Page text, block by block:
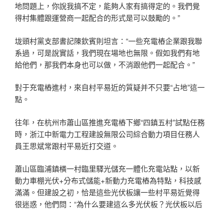
地問題上，你說我搞不定，能夠人家有搞得定的。我們覺
得村集體跟運營商一起配合的形式是可以鼓勵的。”
垅頭村黨支部書記陳欽賓則坦言：“一些充電樁企業跟我聯
系過，可是說實話，我們現在場地也無限。假如我們有地
給他們，那我們本身也可以做，不消跟他們一起配合。”
對于充電樁進村，來自村平易近的質疑并不只要“占地”這一
點。
往年，在杭州市蕭山區推進充電樁下鄉“四鎮五村”試點任務
時，浙江中新電力工程建設無限公司綜合動力項目任務人
員王思斌常跟村平易近打交道。
蕭山區臨浦鎮橫一村臨里驛光儲充一體化充電站點，以新
動力車棚光伏+分布式儲能+新動力充電樁為特點，科技感
滿滿。但建設之初，恰是這些光伏板讓一些村平易近覺得
很迷惑，他們問：“為什么要建這么多光伏板？光伏板以后